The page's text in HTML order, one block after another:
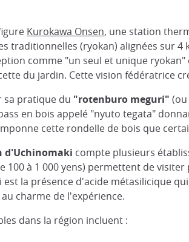
Kurokawa Onsen, une station
traditionnelles (ryokan) alignées sur
comme "un seul et unique
du jardin. Cette vision fédératrice
sa pratique du "rotenburo meguri"
en bois appelé "nyuto tegata"
cette rondelle de bois que
d'Uchinomaki compte plusieurs
100 à 1 000 yens) permettent de
la présence d'acide métasilicique
charme de l'expérience.
dans la région incluent :